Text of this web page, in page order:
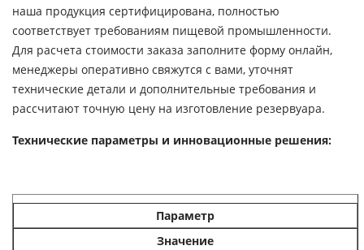
наша продукция сертифицирована, полностью
соответствует требованиям пищевой промышленности.
Для расчета стоимости заказа заполните форму онлайн,
менеджеры оперативно свяжутся с вами, уточнят
технические детали и дополнительные требования и
рассчитают точную цену на изготовление резервуара.
Технические параметры и инновационные решения:
Параметр
Значение